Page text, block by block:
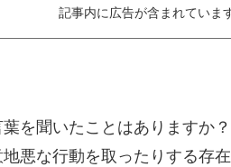
記事内に広告が含まれていま
を聞いたことはありますか
悪な行動を取ったりする存